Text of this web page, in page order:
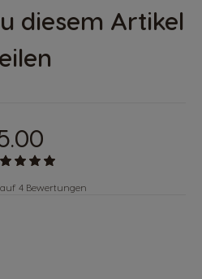
diesem Artikel
4 Bewertungen